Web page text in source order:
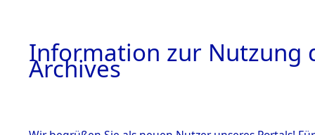
Information zur Nutzung
Archives